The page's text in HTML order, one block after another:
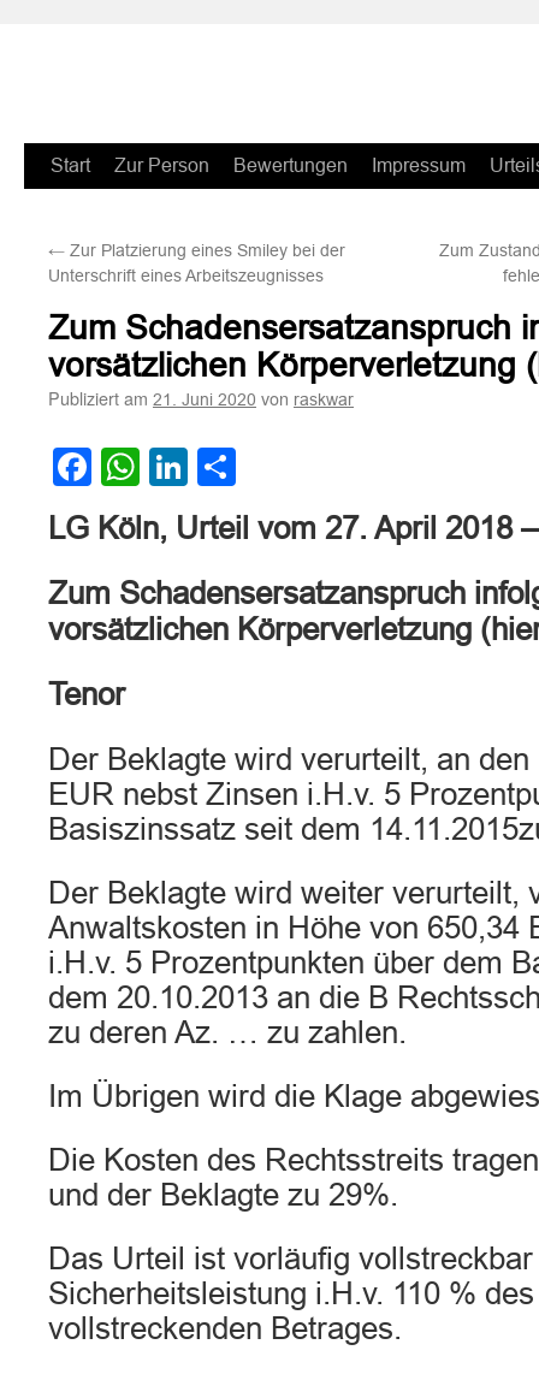
Zum
springen
Start Zur Person Bewertungen Impressum
← Zur Platzierung eines Smiley bei der
Unterschrift eines Arbeitszeugnisses
Zum
Zum Schadensersatzanspruch
vorsätzlichen Körperverletzung
Publiziert am 21. Juni 2020 von raskwar
Facebook
WhatsApp
LinkedIn
LG Köln, Urteil vom 27. April 2018
Zum Schadensersatzanspruch
vorsätzlichen Körperverletzung
Tenor
Der Beklagte wird verurteilt, an
EUR nebst Zinsen i.H.v. 5
Basiszinssatz seit dem
Der Beklagte wird weiter verurteilt,
Anwaltskosten in Höhe von 650,34
i.H.v. 5 Prozentpunkten über dem
dem 20.10.2013 an die B
zu deren Az. … zu zahlen.
Im Übrigen wird die Klage
Die Kosten des Rechtsstreits
und der Beklagte zu 29%.
Das Urteil ist vorläufig
Sicherheitsleistung i.H.v. 110 %
vollstreckenden Betrages.